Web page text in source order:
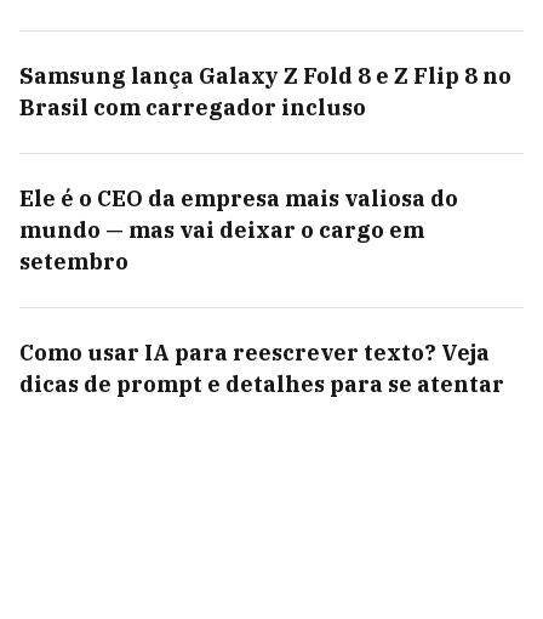
Samsung lança Galaxy Z Fold 8 e Z Flip 8 no
Brasil com carregador incluso
Ele é o CEO da empresa mais valiosa do
mundo — mas vai deixar o cargo em
setembro
Como usar IA para reescrever texto? Veja
dicas de prompt e detalhes para se atentar